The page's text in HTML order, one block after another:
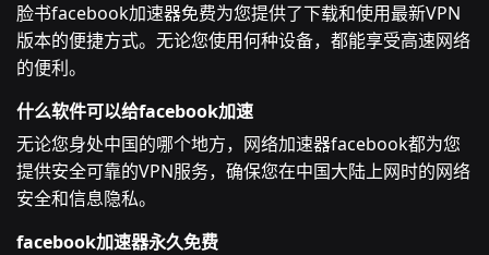
脸书facebook加速器免费为您提供了下载和使用最新VPN
版本的便捷方式。无论您使用何种设备，都能享受高速网络
的便利。
什么软件可以给facebook加速
无论您身处中国的哪个地方，网络加速器facebook都为您
提供安全可靠的VPN服务，确保您在中国大陆上网时的网络
安全和信息隐私。
facebook加速器永久免费